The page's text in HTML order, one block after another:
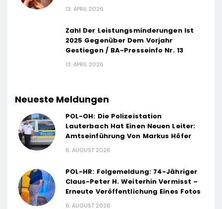
13. APRIL 2026
Zahl Der Leistungsminderungen Ist
2025 Gegenüber Dem Vorjahr
Gestiegen / BA-Presseinfo Nr. 13
13. APRIL 2026
Neueste Meldungen
POL-OH: Die Polizeistation
Lauterbach Hat Einen Neuen Leiter:
Amtseinführung Von Markus Höfer
6. AUGUST 2026
POL-HR: Folgemeldung: 74-Jähriger
Claus-Peter H. Weiterhin Vermisst –
Erneute Veröffentlichung Eines Fotos
6. AUGUST 2026